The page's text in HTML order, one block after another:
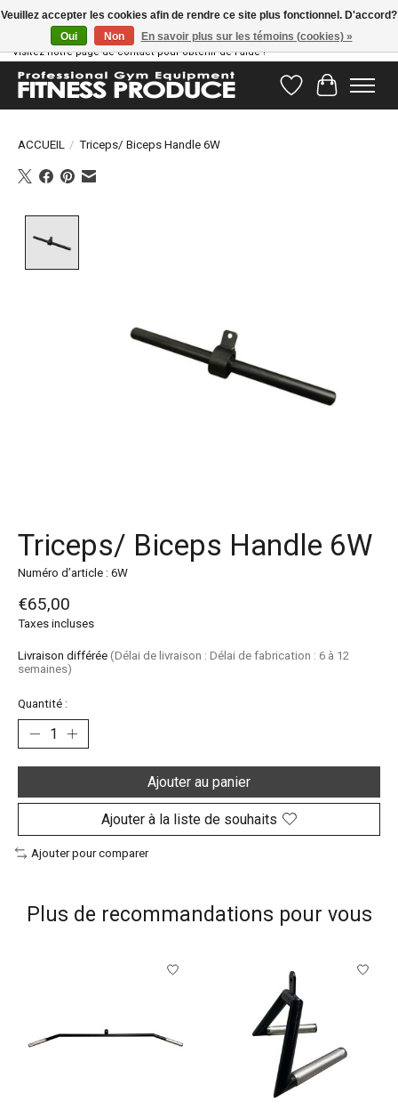
Vous avez des questions ? Notre équipe d'assistance est prête à vous aider !
Visitez notre page de contact pour obtenir de l'aide !
Liste dePanier
ACCUEIL / Triceps/ Biceps Handle 6W
Triceps/ Biceps Handle 6W
Numéro d’article : 6W
€65,00
Taxes incluses
Livraison différée (Délai de livraison : Délai de fabrication : 6 à 12
semaines)
Quantité :
Ajouter au panier
Ajouter à la liste de souhaits
Ajouter pour comparer
Plus de recommandations pour vous
Articles du carrousel de produits
Veuillez accepter les cookies afin de rendre ce site plus fonctionnel. D'accord?
Oui
Non En savoir plus sur les témoins (cookies) »